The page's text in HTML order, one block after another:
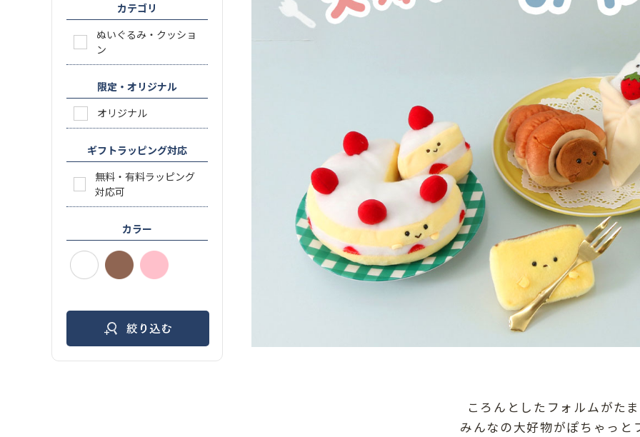
カテゴリ
ぬいぐるみ・クッショ
ン
限定・オリジナル
オリジナル
ギフトラッピング対応
無料・有料ラッピング
対応可
カラー
ころんとしたフォルムがた
みんなの大好物がぽちゃっと